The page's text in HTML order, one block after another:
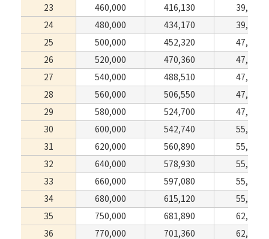
23
460,000 416,130
39,380
24
480,000 434,170
39,380
25
500,000 452,320
47,190
26
520,000 470,360
47,190
27
540,000 488,510
47,190
28
560,000 506,550
47,190
29
580,000 524,700
47,190
30
600,000 542,740
55,110
31
620,000 560,890
55,110
32
640,000 578,930
55,110
33
660,000 597,080
55,110
34
680,000 615,120
55,110
35
750,000 681,890
62,920
36
770,000 701,360 62,920